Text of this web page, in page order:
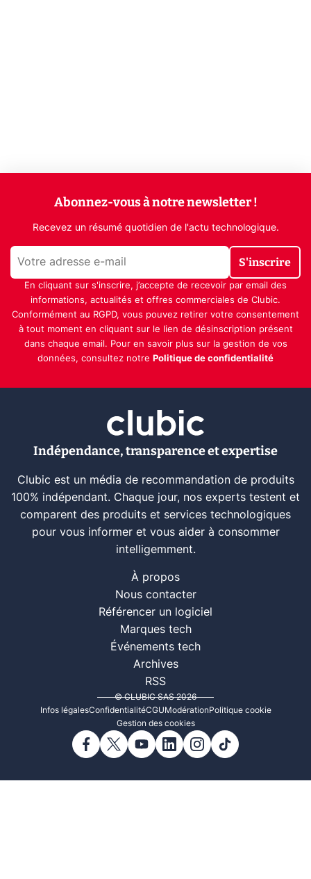
Abonnez-vous à notre newsletter !
Recevez un résumé quotidien de l'actu technologique.
S'inscrire
En cliquant sur s'inscrire, j’accepte de recevoir par email des
informations, actualités et offres commerciales de Clubic.
Conformément au RGPD, vous pouvez retirer votre consentement
à tout moment en cliquant sur le lien de désinscription présent
dans chaque email. Pour en savoir plus sur la gestion de vos
données, consultez notre Politique de confidentialité
Indépendance, transparence et expertise
Clubic est un média de recommandation de produits
100% indépendant. Chaque jour, nos experts testent et
comparent des produits et services technologiques
pour vous informer et vous aider à consommer
intelligemment.
À propos
Nous contacter
Référencer un logiciel
Marques tech
Événements tech
Archives
RSS
© CLUBIC SAS 2026
Infos légalesConfidentialitéCGUModérationPolitique cookie
Gestion des cookies